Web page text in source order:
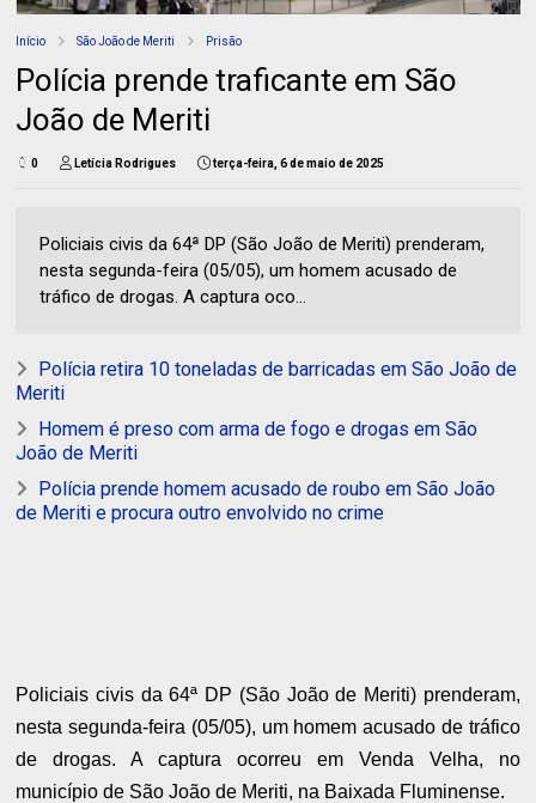
Início São João de Meriti Prisão
Polícia prende traficante em São
João de Meriti
0 Letícia Rodrigues terça-feira, 6 de maio de 2025
Policiais civis da 64ª DP (São João de Meriti) prenderam,
nesta segunda-feira (05/05), um homem acusado de
tráfico de drogas. A captura oco...
Polícia retira 10 toneladas de barricadas em São João de
Meriti
Homem é preso com arma de fogo e drogas em São
João de Meriti
Polícia prende homem acusado de roubo em São João
de Meriti e procura outro envolvido no crime
Policiais civis da 64ª DP (São João de Meriti) prenderam,
nesta segunda-feira (05/05), um homem acusado de tráfico
de drogas. A captura ocorreu em Venda Velha, no
município de São João de Meriti, na Baixada Fluminense.